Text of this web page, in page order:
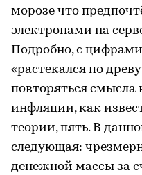
морозе что
электронами на
Подробно, с
«растекался по
повторяться смысла
инфляции, как
теории, пять. В
следующая:
денежной массы за